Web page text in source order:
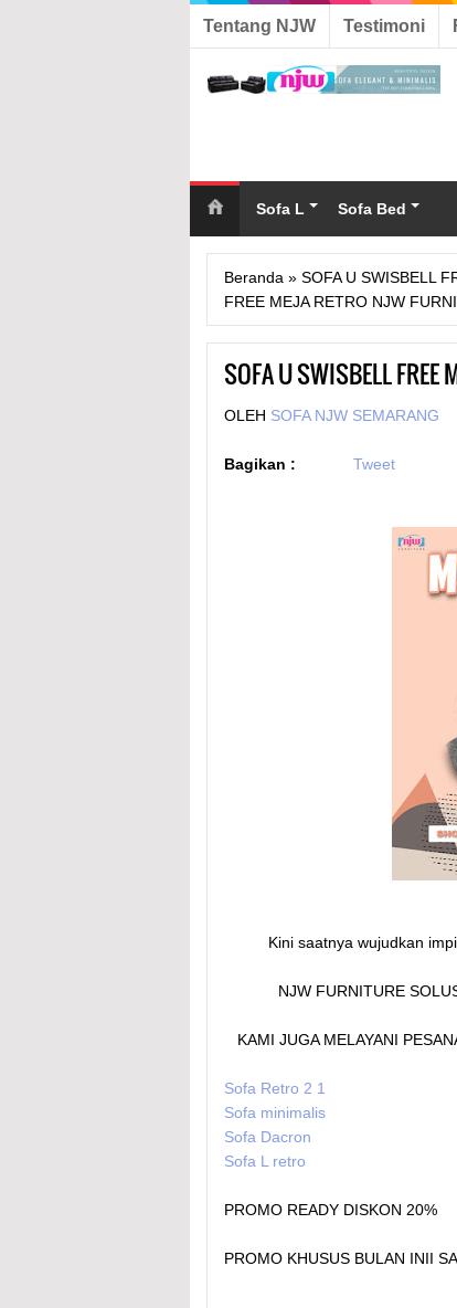
Tentang NJW Testimoni
Sofa L Sofa Bed
Beranda » SOFA U SWISBELL
FREE MEJA RETRO NJW
SOFA U SWISBELL FREE
OLEH SOFA NJW SEMARANG
Bagikan : Tweet
Kini saatnya wujudkan
NJW FURNITURE
KAMI JUGA MELAYANI
Sofa Retro 2 1
Sofa minimalis
Sofa Dacron
Sofa L retro
PROMO READY DISKON 20%
PROMO KHUSUS BULAN INII